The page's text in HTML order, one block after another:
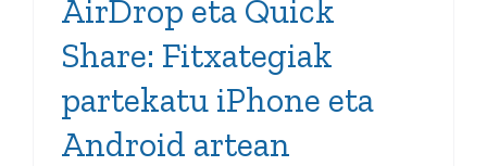
AirDrop eta Quick
Share: Fitxategiak
partekatu iPhone eta
Android artean